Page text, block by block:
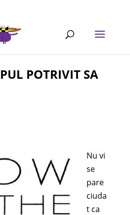
POTRIVIT SA
Nu vi
se
pare
ciuda
t ca